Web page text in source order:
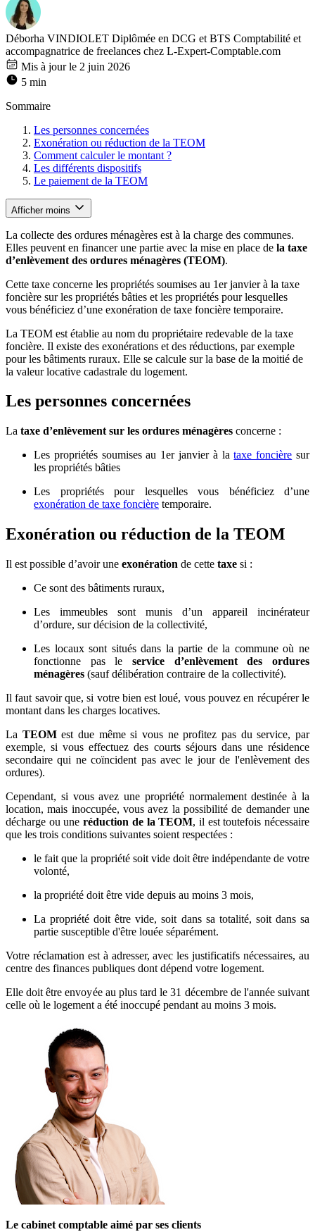
Déborha VINDIOLET Diplômée en DCG et BTS Comptabilité et
accompagnatrice de freelances chez L-Expert-Comptable.com
Mis à jour le 2 juin 2026
5 min
Sommaire
Les personnes concernées
Exonération ou réduction de la TEOM
Comment calculer le montant ?
Les différents dispositifs
Le paiement de la TEOM
Afficher moins
La collecte des ordures ménagères est à la charge des communes.
Elles peuvent en financer une partie avec la mise en place de la taxe
d’enlèvement des ordures ménagères (TEOM).
Cette taxe concerne les propriétés soumises au 1er janvier à la taxe
foncière sur les propriétés bâties et les propriétés pour lesquelles
vous bénéficiez d’une exonération de taxe foncière temporaire.
La TEOM est établie au nom du propriétaire redevable de la taxe
foncière. Il existe des exonérations et des réductions, par exemple
pour les bâtiments ruraux. Elle se calcule sur la base de la moitié de
la valeur locative cadastrale du logement.
Les personnes concernées
La taxe d’enlèvement sur les ordures ménagères concerne :
Les propriétés soumises au 1er janvier à lataxe foncière sur
les propriétés bâties
Les propriétés pour lesquelles vous bénéficiez d’une
exonération de taxe foncière temporaire.
Exonération ou réduction de la TEOM
Il est possible d’avoir une exonération de cette taxe si :
Ce sont des bâtiments ruraux,
Les immeubles sont munis d’un appareil incinérateur
d’ordure, sur décision de la collectivité,
Les locaux sont situés dans la partie de la commune où ne
fonctionne pas le service d’enlèvement des ordures
ménagères (sauf délibération contraire de la collectivité).
Il faut savoir que, si votre bien est loué, vous pouvez en récupérer le
montant dans les charges locatives.
La TEOMest due même si vous ne profitez pas du service, par
exemple, si vous effectuez des courts séjours dans une résidence
secondaire qui ne coïncident pas avec le jour de l'enlèvement des
ordures).
Cependant, si vous avez une propriété normalement destinée à la
location, mais inoccupée, vous avez la possibilité de demander une
décharge ou uneréduction de la TEOM, il est toutefois nécessaire
que les trois conditions suivantes soient respectées :
le fait que la propriété soit vide doit être indépendante de votre
volonté,
la propriété doit être vide depuis au moins 3 mois,
La propriété doit être vide, soit dans sa totalité, soit dans sa
partie susceptible d'être louée séparément.
Votre réclamation est à adresser, avec les justificatifs nécessaires, au
centre des finances publiques dont dépend votre logement.
Elle doit être envoyée au plus tard le 31 décembre de l'année suivant
celle où le logement a été inoccupé pendant au moins 3 mois.
Le cabinet comptable aimé par ses clients